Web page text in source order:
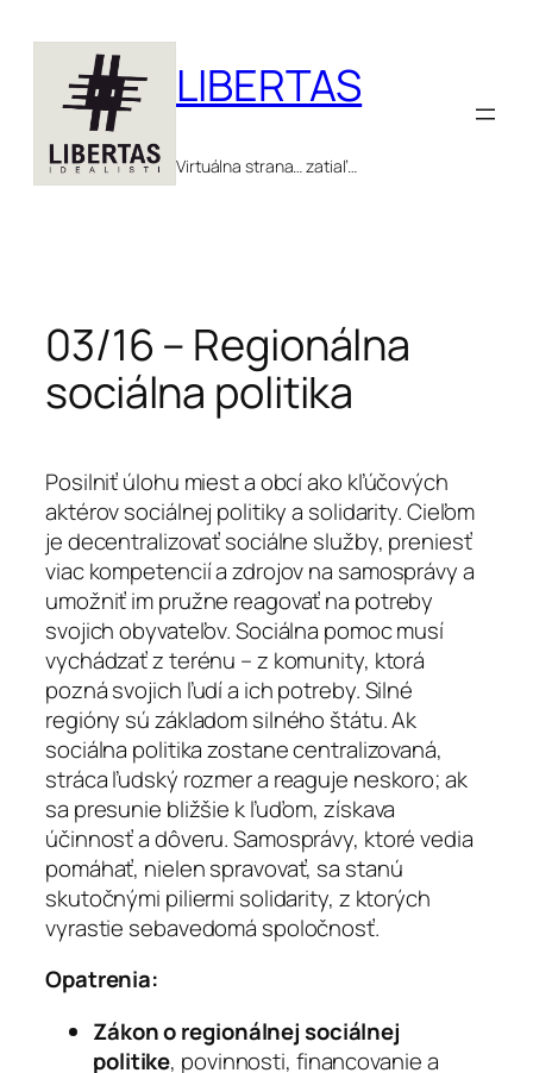
obsah
LIBERTAS
Virtuálna strana… zatiaľ…
03/16 – Regionálna
sociálna politika
Posilniť úlohu miest a obcí ako kľúčových
aktérov sociálnej politiky a solidarity. Cieľom
je decentralizovať sociálne služby, preniesť
viac kompetencií a zdrojov na samosprávy a
umožniť im pružne reagovať na potreby
svojich obyvateľov. Sociálna pomoc musí
vychádzať z terénu – z komunity, ktorá
pozná svojich ľudí a ich potreby. Silné
regióny sú základom silného štátu. Ak
sociálna politika zostane centralizovaná,
stráca ľudský rozmer a reaguje neskoro; ak
sa presunie bližšie k ľuďom, získava
účinnosť a dôveru. Samosprávy, ktoré vedia
pomáhať, nielen spravovať, sa stanú
skutočnými piliermi solidarity, z ktorých
vyrastie sebavedomá spoločnosť.
Opatrenia:
Zákon o regionálnej sociálnej
politike, povinnosti, financovanie a